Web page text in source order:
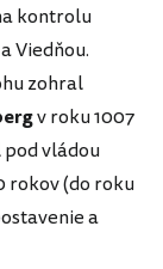
kontrolu
Viedňou.
zohral
v roku 1007
vládou
rokov (do roku
a